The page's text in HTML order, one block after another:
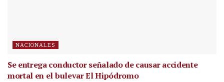
NACIONALES
Se entrega conductor señalado de causar accidente
mortal en el bulevar El Hipódromo